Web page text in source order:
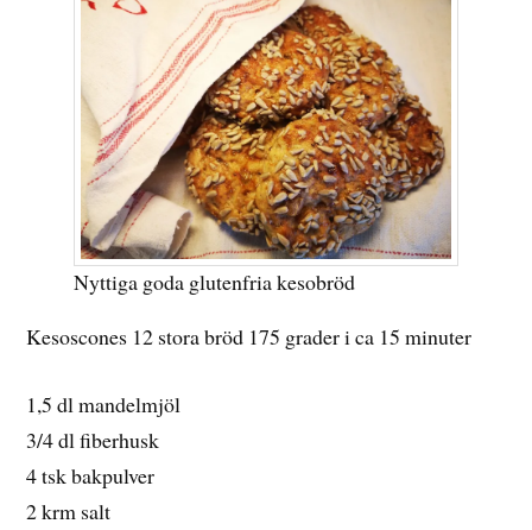
Nyttiga goda glutenfria kesobröd
Kesoscones 12 stora bröd 175 grader i ca 15 minuter
1,5 dl mandelmjöl
3/4 dl fiberhusk
4 tsk bakpulver
2 krm salt